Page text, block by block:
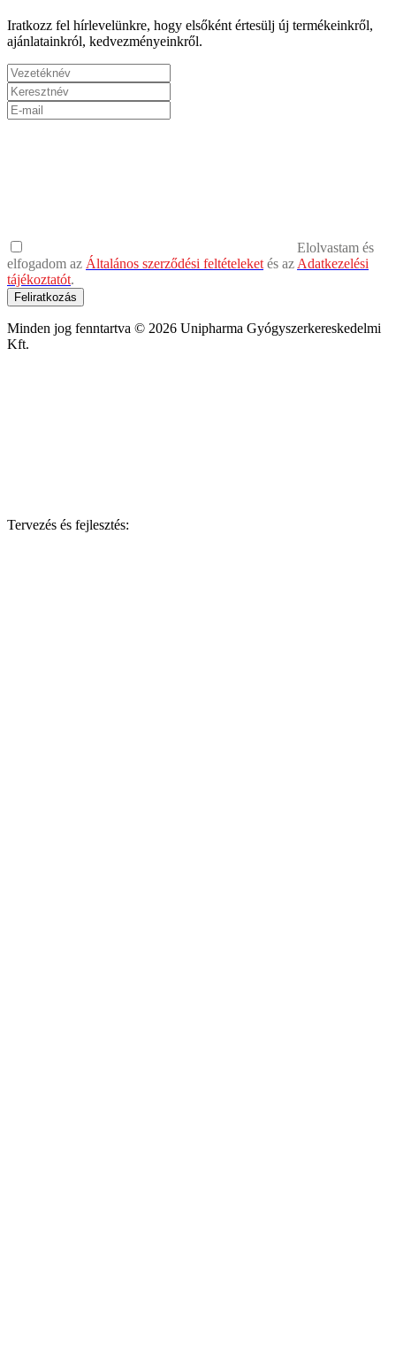
Iratkozz fel hírlevelünkre, hogy elsőként értesülj új termékeinkről,
ajánlatainkról, kedvezményeinkről.
Elolvastam és
elfogadom az Általános szerződési feltételeket és az Adatkezelési
tájékoztatót.
Feliratkozás
Minden jog fenntartva © 2026 Unipharma Gyógyszerkereskedelmi
Kft.
Tervezés és fejlesztés: